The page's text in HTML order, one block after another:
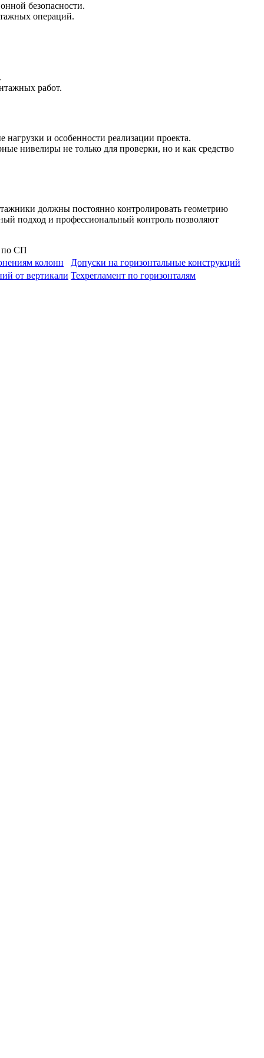
безопасности.
операций.
работ.
и особенности реализации проекта.
нивелиры не только для проверки, но и как средство
должны постоянно контролировать геометрию
подход и профессиональный контроль позволяют
колонн
Допуски на горизонтальные конструкций
от вертикали Техрегламент по горизонталям